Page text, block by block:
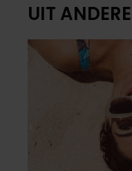
UIT